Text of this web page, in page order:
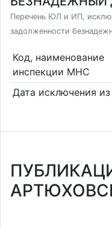
Перечень ЮЛ и ИП,
задолженности
Код, наименование
инспекции МНС
Дата исключения из